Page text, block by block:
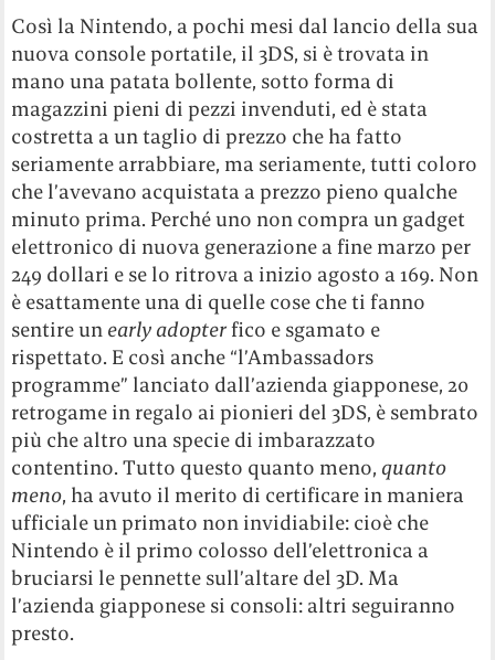
Così la Nintendo, a pochi mesi dal lancio della sua
nuova console portatile, il 3DS, si è trovata in
mano una patata bollente, sotto forma di
magazzini pieni di pezzi invenduti, ed è stata
costretta a un taglio di prezzo che ha fatto
seriamente arrabbiare, ma seriamente, tutti coloro
che l’avevano acquistata a prezzo pieno qualche
minuto prima. Perché uno non compra un gadget
elettronico di nuova generazione a fine marzo per
249 dollari e se lo ritrova a inizio agosto a 169. Non
è esattamente una di quelle cose che ti fanno
sentire un early adopterfico e sgamato e
rispettato. E così anche “l’Ambassadors
programme” lanciato dall’azienda giapponese, 20
retrogame in regalo ai pionieri del 3DS, è sembrato
più che altro una specie di imbarazzato
contentino. Tutto questo quanto meno, quanto
meno, ha avuto il merito di certificare in maniera
ufficiale un primato non invidiabile: cioè che
Nintendo è il primo colosso dell’elettronica a
bruciarsi le pennette sull’altare del 3D. Ma
l’azienda giapponese si consoli: altri seguiranno
presto.